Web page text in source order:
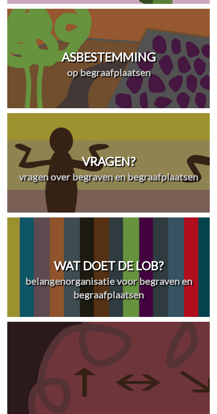
ASBESTEMMING
op begraafplaatsen
VRAGEN?
vragen over begraven en begraafplaatsen
WAT DOET DE LOB?
belangenorganisatie voor begraven en
begraafplaatsen